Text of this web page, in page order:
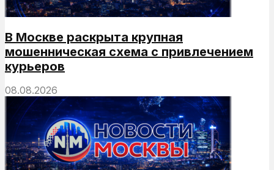
В Москве раскрыта крупная
мошенническая схема с привлечением
курьеров
08.08.2026